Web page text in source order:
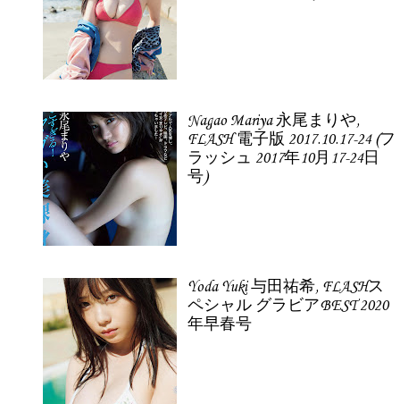
Nagao Mariya 永尾まりや,
FLASH 電子版 2017.10.17-24 (フ
ラッシュ 2017年10月17-24日
号)
Yoda Yuki 与田祐希, FLASHス
ペシャル グラビアBEST 2020
年早春号